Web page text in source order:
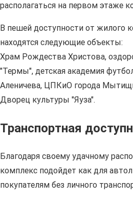
располагаться на первом этаже
В пешей доступности от жилого
находятся следующие объекты:
Храм Рождества Христова,
"Термы", детская академия
Аленичева, ЦПКиО города
Дворец культуры "Яуза".
Транспортная
Благодаря своему удачному
комплекс подойдет как для
покупателям без личного